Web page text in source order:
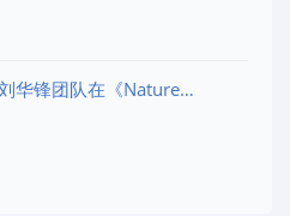
华锋团队在《Nature